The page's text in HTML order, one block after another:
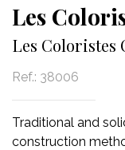
Les
Les Coloristes
Ref.: 38006
Traditional and
construction